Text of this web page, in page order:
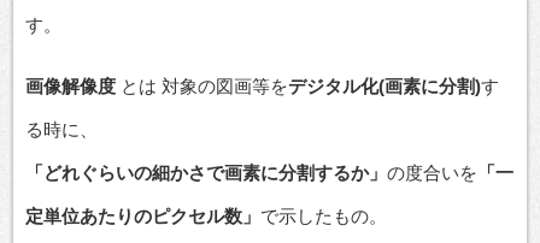
す。
画像解像度 とは 対象の図画等をデジタル化(画素に分割)す
る時に、
「どれぐらいの細かさで画素に分割するか」 の度合いを 「一
定単位あたりのピクセル数」 で示したもの。